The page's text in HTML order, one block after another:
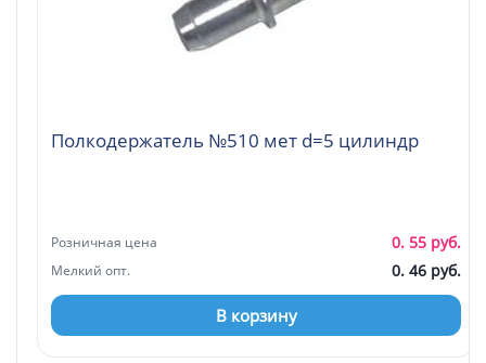
Полкодержатель №510 мет d=5 цилиндр
Розничная цена 0. 55 руб.
Мелкий опт. 0. 46 руб.
В корзину